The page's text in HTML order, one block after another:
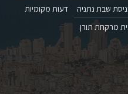
שבת נתניה
מרקחת תורן
דעות מקומיות